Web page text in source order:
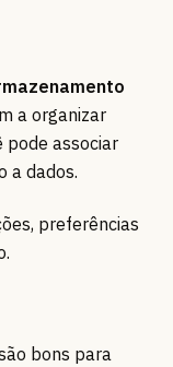
a organizar
pode associar
a dados.
preferências
bons para